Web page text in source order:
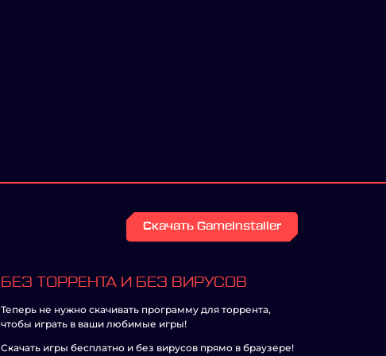
Скачать GameInstaller
БЕЗ ТОРРЕНТА И БЕЗ ВИРУСОВ
Теперь не нужно скачивать программу для торрента,
чтобы играть в ваши любимые игры!
Скачать игры бесплатно и без вирусов прямо в браузере!